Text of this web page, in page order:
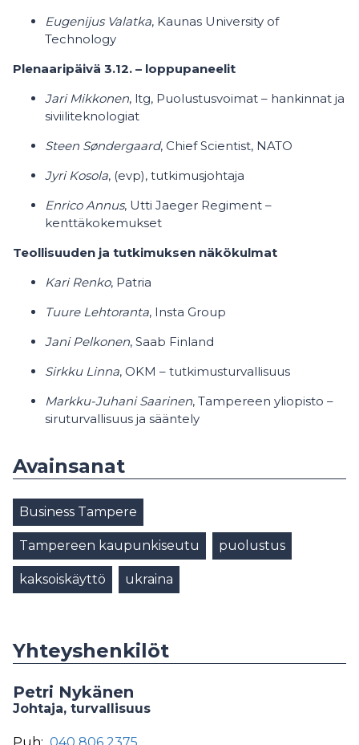
Eugenijus Valatka, Kaunas University of
Technology
Plenaaripäivä 3.12. – loppupaneelit
Jari Mikkonen, ltg, Puolustusvoimat – hankinnat ja
siviiliteknologiat
Steen Søndergaard, Chief Scientist, NATO
Jyri Kosola, (evp), tutkimusjohtaja
Enrico Annus, Utti Jaeger Regiment –
kenttäkokemukset
Teollisuuden ja tutkimuksen näkökulmat
Kari Renko, Patria
Tuure Lehtoranta, Insta Group
Jani Pelkonen, Saab Finland
Sirkku Linna, OKM – tutkimusturvallisuus
Markku-Juhani Saarinen, Tampereen yliopisto –
siruturvallisuus ja sääntely
Avainsanat
Business Tampere
Tampereen kaupunkiseutu puolustus
kaksoiskäyttö ukraina
Yhteyshenkilöt
Petri Nykänen
Johtaja, turvallisuus